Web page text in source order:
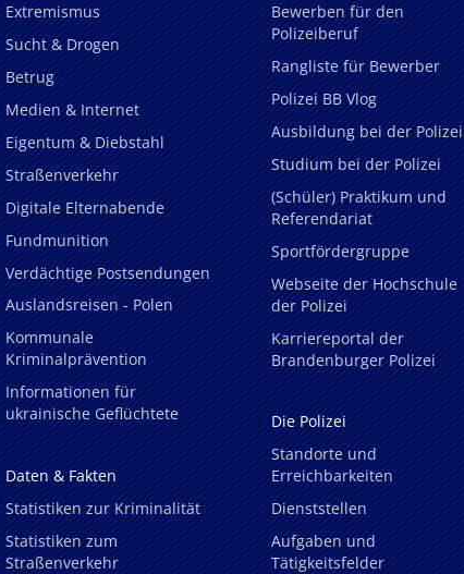
Extremismus
Sucht & Drogen
Betrug
Medien & Internet
Eigentum & Diebstahl
Straßenverkehr
Digitale Elternabende
Fundmunition
Verdächtige Postsendungen
Auslandsreisen - Polen
Kommunale
Kriminalprävention
Informationen für
ukrainische Geflüchtete
Daten & Fakten
Statistiken zur Kriminalität
Statistiken zum
Straßenverkehr
Bewerben für den
Polizeiberuf
Rangliste für Bewerber
Polizei BB Vlog
Ausbildung bei der Polizei
Studium bei der Polizei
(Schüler) Praktikum und
Referendariat
Sportfördergruppe
Webseite der Hochschule
der Polizei
Karriereportal der
Brandenburger Polizei
Die Polizei
Standorte und
Erreichbarkeiten
Dienststellen
Aufgaben und
Tätigkeitsfelder